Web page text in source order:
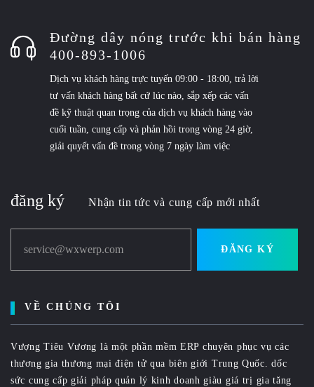
Đường dây nóng trước khi bán hàng
400-893-1006
Dịch vụ khách hàng trực tuyến 09:00 - 18:00, trả lời
tư vấn khách hàng bất cứ lúc nào, sắp xếp các vấn
đề kỹ thuật quan trọng của dịch vụ khách hàng vào
cuối tuần, cung cấp và phản hồi trong vòng 24 giờ,
giải quyết vấn đề trong vòng 7 ngày làm việc
đăng ký Nhận tin tức và cung cấp mới nhất
service@wxwerp.com ĐĂNG KÝ
VỀ CHÚNG TÔI
Vượng Tiêu Vương là một phần mềm ERP chuyên phục vụ các
thương gia thương mại điện tử qua biên giới Trung Quốc. dốc
sức cung cấp giải pháp quản lý kinh doanh giàu giá trị gia tăng